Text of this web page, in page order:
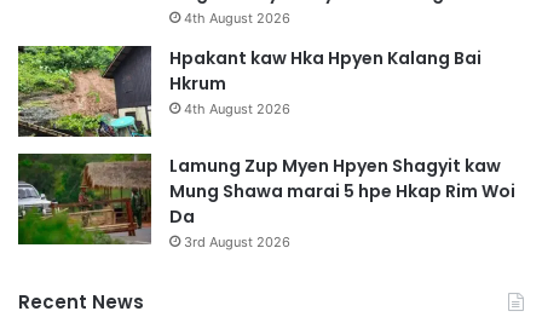
N
-
g
u
n
1
0
0
n
4th August 2026
Hpakant kaw Hka Hpyen Kalang Bai
Hkrum
4th August 2026
Lamung Zup Myen Hpyen Shagyit kaw
Mung Shawa marai 5 hpe Hkap Rim Woi
Da
3rd August 2026
Recent News